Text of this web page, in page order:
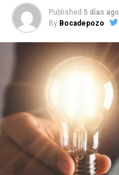
Published 5 días ago
By Bocadepozo